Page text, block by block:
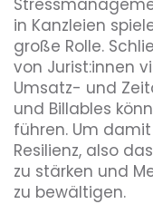
in Kanzleien
große Rolle.
von Jurist:innen
Umsatz- und
und Billables
führen. Um
Resilienz, also
zu stärken und
zu bewältigen.